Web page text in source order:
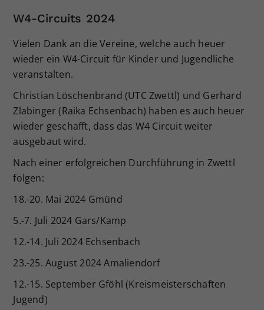
W4-Circuits 2024
Vielen Dank an die Vereine, welche auch heuer
wieder ein W4-Circuit für Kinder und Jugendliche
veranstalten.
Christian Löschenbrand (UTC Zwettl) und Gerhard
Zlabinger (Raika Echsenbach) haben es auch heuer
wieder geschafft, dass das W4 Circuit weiter
ausgebaut wird.
Nach einer erfolgreichen Durchführung in Zwettl
folgen:
18.-20. Mai 2024 Gmünd
5.-7. Juli 2024 Gars/Kamp
12.-14. Juli 2024 Echsenbach
23.-25. August 2024 Amaliendorf
12.-15. September Gföhl (Kreismeisterschaften
Jugend)